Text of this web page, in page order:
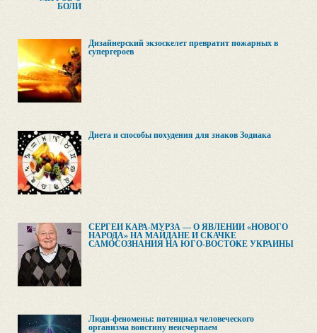
Дизайнерский экзоскелет превратит пожарных в
супергероев
Диета и способы похудения для знаков Зодиака
СЕРГЕЙ КАРА-МУРЗА — О ЯВЛЕНИИ «НОВОГО
НАРОДА» НА МАЙДАНЕ И СКАЧКЕ
САМОСОЗНАНИЯ НА ЮГО-ВОСТОКЕ УКРАИНЫ
Люди-феномены: потенциал человеческого
организма воистину неисчерпаем